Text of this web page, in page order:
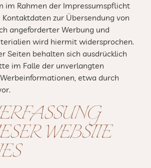
im Rahmen der Impressumspflicht
zur Übersendung von
angeforderter Werbung und
wird hiermit widersprochen.
Seiten behalten sich ausdrücklich
im Falle der unverlangten
etwa durch
WEBSITE